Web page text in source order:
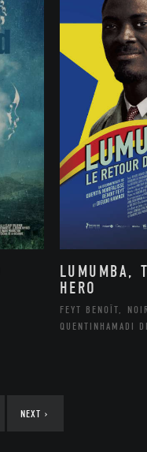
LUMUMBA,
HERO
FEYT BENOÎT,
QUENTINHAMADI
NEXT ›